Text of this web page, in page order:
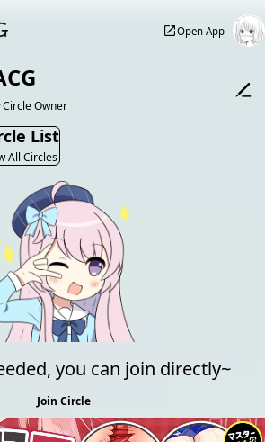
Open App
Circle Owner
List
All Circles
you can join directly~
Join Circle